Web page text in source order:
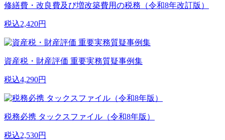
修繕費・改良費及び増改築費用の税務（令和8年改訂版）
税込2,420円
資産税・財産評価 重要実務質疑事例集
税込4,290円
税務必携 タックスファイル（令和8年版）
税込2,530円